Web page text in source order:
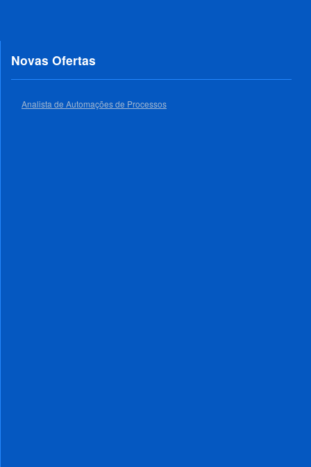
Novas Ofertas
Analista de Automações de Processos